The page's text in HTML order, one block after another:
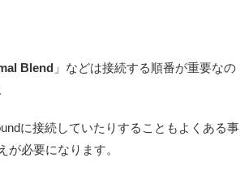
Blend 」などは接続する順番が重要なの
に接続していたりすることもよくある事
必要になります。